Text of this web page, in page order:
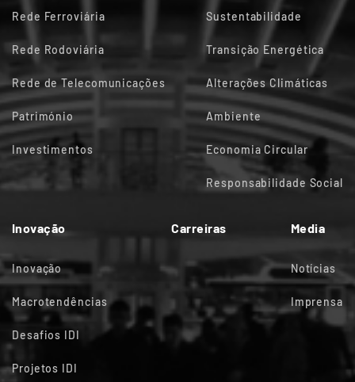
Rede Ferroviária
Rede Rodoviária
Rede de Telecomunicações
Património
Investimentos
Sustentabilidade
Transição Energética
Alterações Climáticas
Ambiente
Economia Circular
Responsabilidade Social
Inovação
Inovação
Macrotendências
Desafios IDI
Projetos IDI
Carreiras Media
Notícias
Imprensa